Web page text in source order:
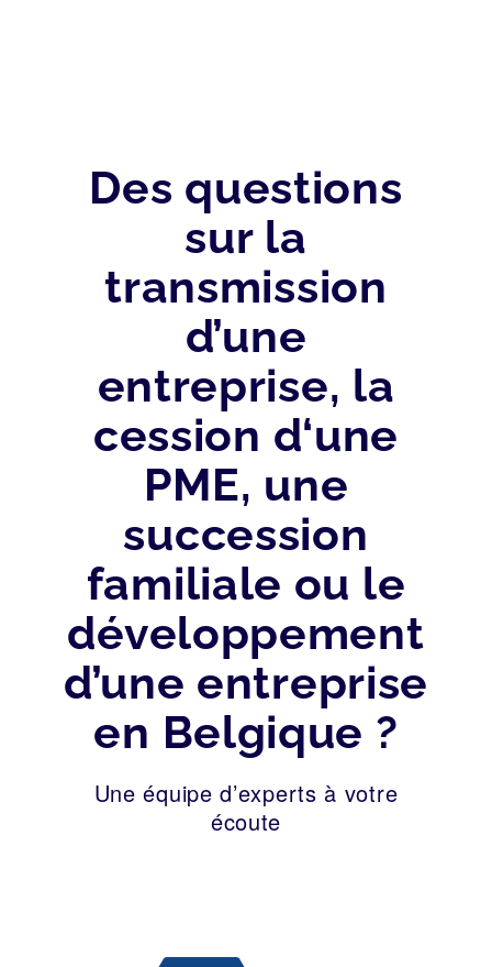
Des questions
sur la
transmission
d’une
entreprise, la
cession d‘une
PME, une
succession
familiale ou le
développement
d’une entreprise
en Belgique ?
Une équipe d’experts à votre
écoute